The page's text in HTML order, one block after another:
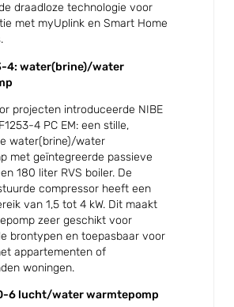
draadloze technologie voor
met myUplink en Smart Home
4: water(brine)/water
projecten introduceerde NIBE
4 PC EM: een stille,
water(brine)/water
met geïntegreerde passieve
180 liter RVS boiler. De
compressor heeft een
van 1,5 tot 4 kW. Dit maakt
zeer geschikt voor
brontypen en toepasbaar voor
appartementen of
woningen.
6 lucht/water warmtepomp